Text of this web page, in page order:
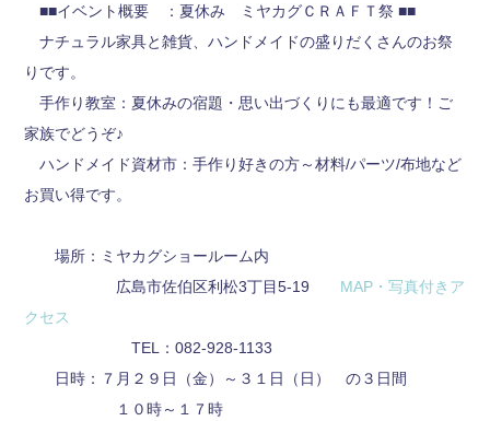
■■イベント概要 ：夏休み ミヤカグＣＲＡＦＴ祭 ■■
ナチュラル家具と雑貨、ハンドメイドの盛りだくさんのお祭
りです。
手作り教室：夏休みの宿題・思い出づくりにも最適です！ご
家族でどうぞ♪
ハンドメイド資材市：手作り好きの方～材料/パーツ/布地など
お買い得です。
場所：ミヤカグショールーム内
広島市佐伯区利松3丁目5-19
MAP・写真付きア
クセス
TEL：082-928-1133
日時：７月２９日（金）～３１日（日） の３日間
１０時～１７時